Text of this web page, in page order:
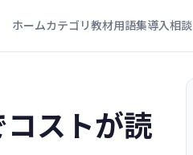
ホームカテゴリ教材用語集導入相談
ストが読